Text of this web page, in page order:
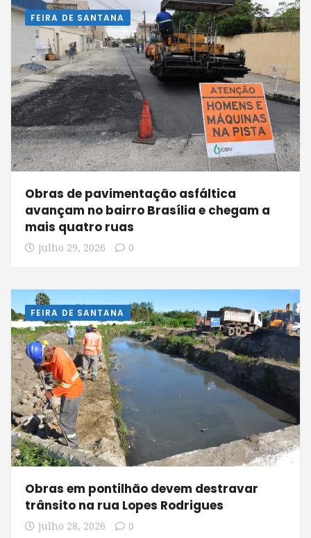
FEIRA DE SANTANA
Obras de pavimentação asfáltica
avançam no bairro Brasília e chegam a
mais quatro ruas
julho 29, 2026 0
FEIRA DE SANTANA
Obras em pontilhão devem destravar
trânsito na rua Lopes Rodrigues
julho 28, 2026 0